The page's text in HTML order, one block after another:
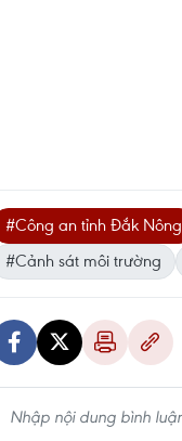
#Công an tỉnh Đắk Nông
#Cảnh sát môi trường